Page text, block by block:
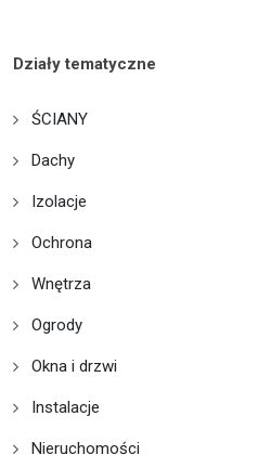
Działy tematyczne
ŚCIANY
Dachy
Izolacje
Ochrona
Wnętrza
Ogrody
Okna i drzwi
Instalacje
Nieruchomości